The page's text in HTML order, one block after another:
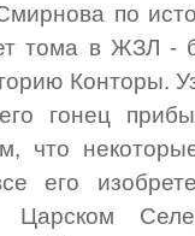
по
тома в ЖЗЛ -
Конторы.
гонец
что
его
Царском